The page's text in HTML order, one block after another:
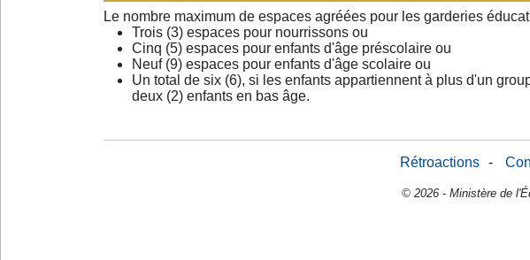
Le nombre maximum de espaces agréées pour les garderies
Trois (3) espaces pour nourrissons ou
Cinq (5) espaces pour enfants d'âge préscolaire ou
Neuf (9) espaces pour enfants d'âge scolaire ou
Un total de six (6), si les enfants appartiennent à plus d'un
deux (2) enfants en bas âge.
Rétroactions -
© 2026 - Ministère de